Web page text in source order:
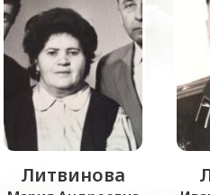
Литвинова